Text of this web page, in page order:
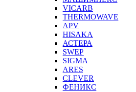
VICARB
THERMOWAVE
APV
HISAKA
АСТЕРА
SWEP
SIGMA
ARES
CLEVER
ФЕНИКС